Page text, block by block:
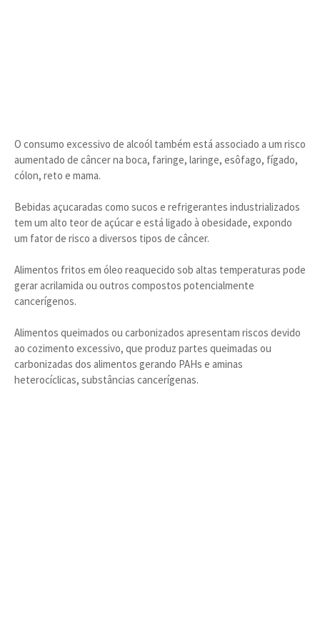
O consumo excessivo de alcoól também está associado a um risco
aumentado de câncer na boca, faringe, laringe, esôfago, fígado,
cólon, reto e mama.
Bebidas açucaradas como sucos e refrigerantes industrializados
tem um alto teor de açúcar e está ligado à obesidade, expondo
um fator de risco a diversos tipos de câncer.
Alimentos fritos em óleo reaquecido sob altas temperaturas pode
gerar acrilamida ou outros compostos potencialmente
cancerígenos.
Alimentos queimados ou carbonizados apresentam riscos devido
ao cozimento excessivo, que produz partes queimadas ou
carbonizadas dos alimentos gerando PAHs e aminas
heterocíclicas, substâncias cancerígenas.